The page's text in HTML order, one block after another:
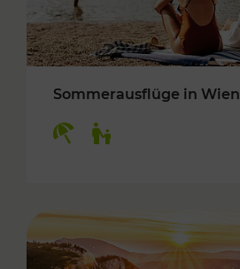
Sommerausflüge in Wien